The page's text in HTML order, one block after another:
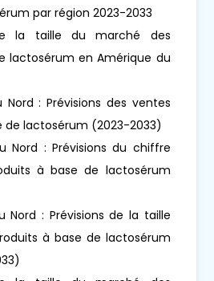
par région 2023-2033
la taille du marché des
lactosérum en Amérique du
Nord : Prévisions des ventes
de lactosérum (2023-2033)
Nord : Prévisions du chiffre
à base de lactosérum
Nord : Prévisions de la taille
à base de lactosérum